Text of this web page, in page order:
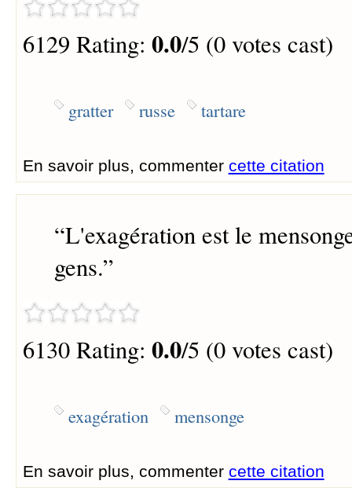
6129 Rating: 0.0/5 (0 votes cast)
gratter russe tartare
En savoir plus, commenter cette citation
“L'exagération est le
gens.”
6130 Rating: 0.0/5 (0 votes cast)
exagération mensonge
En savoir plus, commenter cette citation